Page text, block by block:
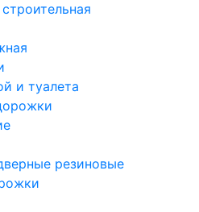
и туалета
резиновые